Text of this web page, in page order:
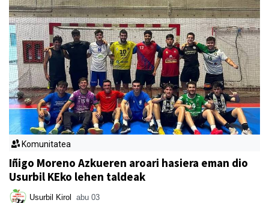
Komunitatea
Iñigo Moreno Azkueren aroari hasiera eman dio
Usurbil KEko lehen taldeak
Usurbil Kirol abu 03